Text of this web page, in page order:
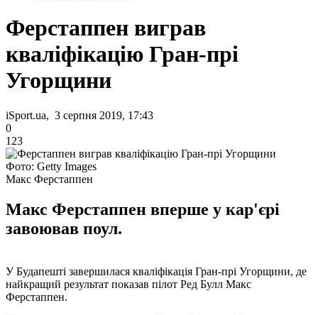
Ферстаппен виграв
кваліфікацію Гран-прі
Угорщини
iSport.ua, 3 серпня 2019, 17:43
0
123
Фото: Getty Images
Макс Ферстаппен
Макс Ферстаппен вперше у кар'єрі
завоював поул.
У Будапешті завершилася кваліфікація Гран-прі Угорщини, де
найкращий результат показав пілот Ред Булл Макс
Ферстаппен.